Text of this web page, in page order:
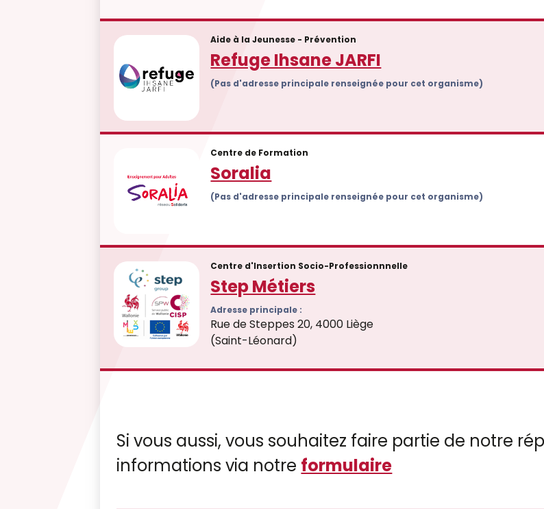
Aide à la Jeunesse - Prévention
Refuge Ihsane JARFI
(Pas d'adresse principale renseignée pour cet organisme)
Centre de Formation
Soralia
(Pas d'adresse principale renseignée pour cet organisme)
Centre d'Insertion Socio-Professionnnelle
Step Métiers
Adresse principale :
Rue de Steppes 20, 4000 Liège
(Saint-Léonard)
Si vous aussi, vous souhaitez faire partie de notre
informations via notre formulaire